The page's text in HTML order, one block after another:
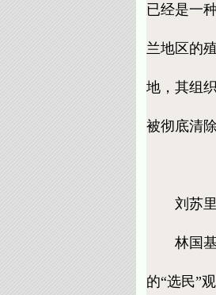
已经是一
兰地区的
地，其组
被彻底清除
刘苏里:
林国基:
的“选民”